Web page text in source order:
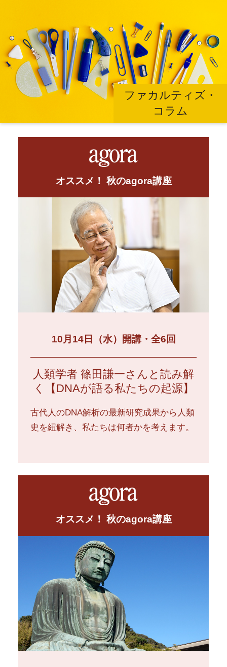
ファカルティズ・
コラム
オススメ！ 秋のagora講座
10月14日（水）開講・全6回
人類学者 篠田謙一さんと読み解
く【DNAが語る私たちの起源】
古代人のDNA解析の最新研究成果から人類
史を紐解き、私たちは何者かを考えます。
オススメ！ 秋のagora講座